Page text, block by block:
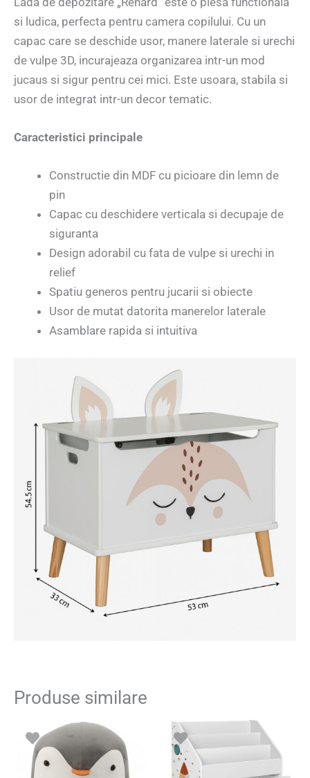
si ludica, perfecta pentru camera copilului. Cu un
capac care se deschide usor, manere laterale si urechi
de vulpe 3D, incurajeaza organizarea intr-un mod
jucaus si sigur pentru cei mici. Este usoara, stabila si
usor de integrat intr-un decor tematic.
Caracteristici principale
Constructie din MDF cu picioare din lemn de
pin
Capac cu deschidere verticala si decupaje de
siguranta
Design adorabil cu fata de vulpe si urechi in
relief
Spatiu generos pentru jucarii si obiecte
Usor de mutat datorita manerelor laterale
Asamblare rapida si intuitiva
Produse similare